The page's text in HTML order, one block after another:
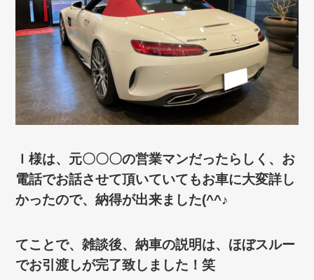
Ｉ様は、元〇〇〇の営業マンだったらしく、お
電話でお話させて頂いていてもお車に大変詳し
かったので、納得が出来ました(^^♪
てことで、雑談後、納車の説明は、ほぼスルー
でお引渡しが完了致しました！笑